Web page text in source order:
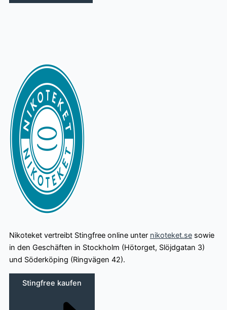
Nikoteket vertreibt Stingfree online unter nikoteket.se sowie
in den Geschäften in Stockholm (Hötorget, Slöjdgatan 3)
und Söderköping (Ringvägen 42).
Stingfree kaufen